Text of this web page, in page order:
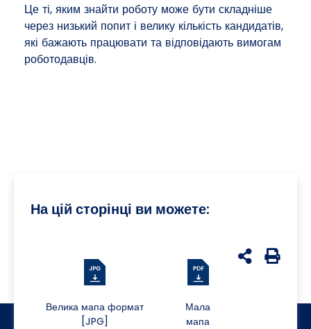
Це ті, яким знайти роботу може бути складніше
через низький попит і велику кількість кандидатів,
які бажають працювати та відповідають вимогам
роботодавців.
На цій сторінці ви можете:
Велика мапа формат
[JPG]
Мала
мапа
udostępnij